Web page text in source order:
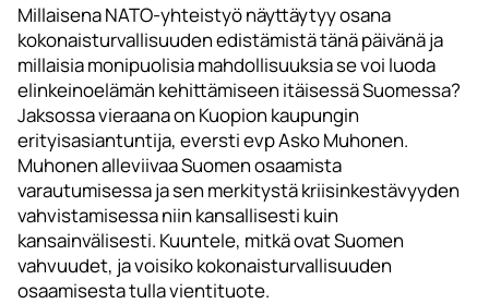
Millaisena NATO-yhteistyö näyttäytyy osana
kokonaisturvallisuuden edistämistä tänä päivänä ja
millaisia monipuolisia mahdollisuuksia se voi luoda
elinkeinoelämän kehittämiseen itäisessä Suomessa?
Jaksossa vieraana on Kuopion kaupungin
erityisasiantuntija, eversti evp Asko Muhonen.
Muhonen alleviivaa Suomen osaamista
varautumisessa ja sen merkitystä kriisinkestävyyden
vahvistamisessa niin kansallisesti kuin
kansainvälisesti. Kuuntele, mitkä ovat Suomen
vahvuudet, ja voisiko kokonaisturvallisuuden
osaamisesta tulla vientituote.